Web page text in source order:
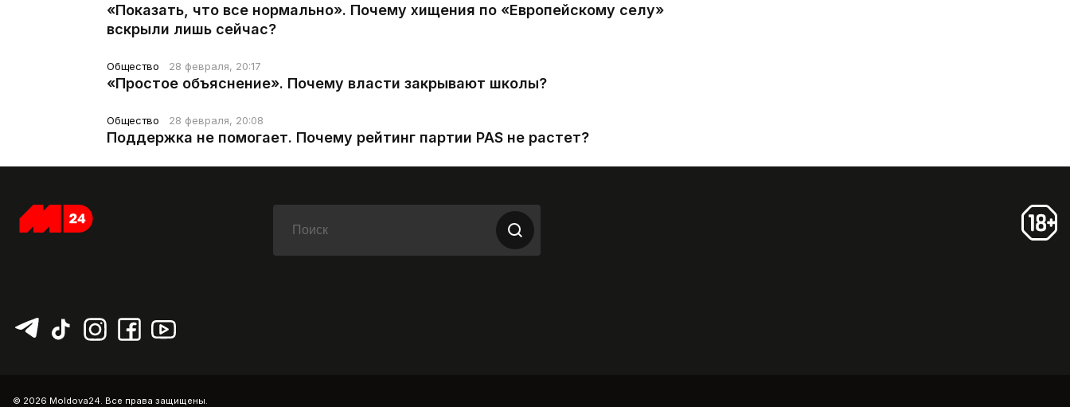
«Показать, что все нормально». Почему хищения по «Европейскому селу»
вскрыли лишь сейчас?
Общество 28 февраля, 20:17
«Простое объяснение». Почему власти закрывают школы?
Общество 28 февраля, 20:08
Поддержка не помогает. Почему рейтинг партии PAS не растет?
© 2026 Moldova24. Все права защищены.